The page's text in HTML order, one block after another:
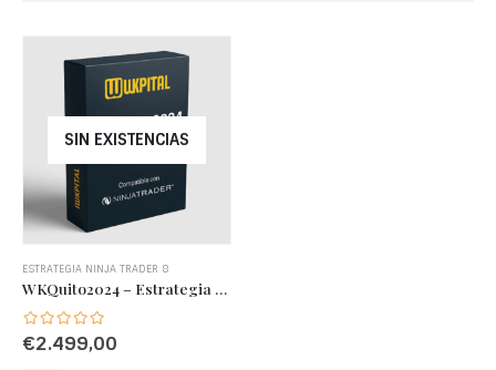
SIN EXISTENCIAS
ESTRATEGIA NINJA TRADER 8
WKQuito2024 – Estrategia de Trading Avanzada con Gestión Dinámica de Riesgo y Entradas Inteligentes
€2.499,00